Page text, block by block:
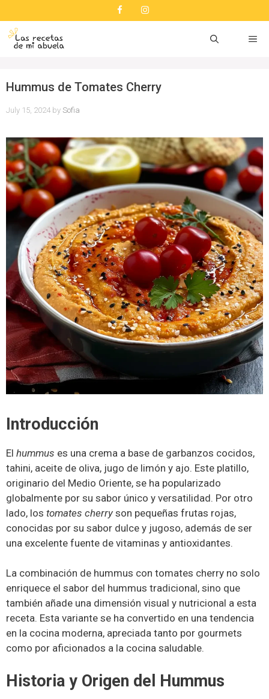
to
content
Hummus de Tomates Cherry
July 15, 2024 by Sofia
Introducción
El hummus es una crema a base de garbanzos cocidos,
tahini, aceite de oliva, jugo de limón y ajo. Este platillo,
originario del Medio Oriente, se ha popularizado
globalmente por su sabor único y versatilidad. Por otro
lado, los tomates cherry son pequeñas frutas rojas,
conocidas por su sabor dulce y jugoso, además de ser
una excelente fuente de vitaminas y antioxidantes.
La combinación de hummus con tomates cherry no solo
enriquece el sabor del hummus tradicional, sino que
también añade una dimensión visual y nutricional a esta
receta. Esta variante se ha convertido en una tendencia
en la cocina moderna, apreciada tanto por gourmets
como por aficionados a la cocina saludable.
Historia y Origen del Hummus